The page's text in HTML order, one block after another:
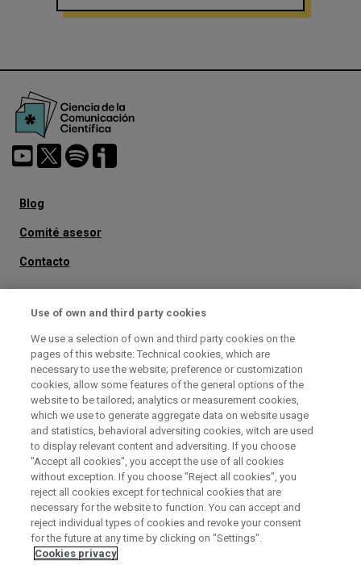
Menú
Blog
Comité asesor
Contacto
No te pierdas nada
Suscríbete a nuestro boletín
Use of own and third party cookies
We use a selection of own and third party cookies on the
pages of this website: Technical cookies, which are
necessary to use the website; preference or customization
cookies, allow some features of the general options of the
website to be tailored; analytics or measurement cookies,
which we use to generate aggregate data on website usage
and statistics, behavioral adversiting cookies, witch are used
to display relevant content and adversiting. If you choose
"Accept all cookies", you accept the use of all cookies
without exception. If you choose "Reject all cookies", you
reject all cookies except for technical cookies that are
necessary for the website to function. You can accept and
reject individual types of cookies and revoke your consent
for the future at any time by clicking on "Settings".
Cookies privacy